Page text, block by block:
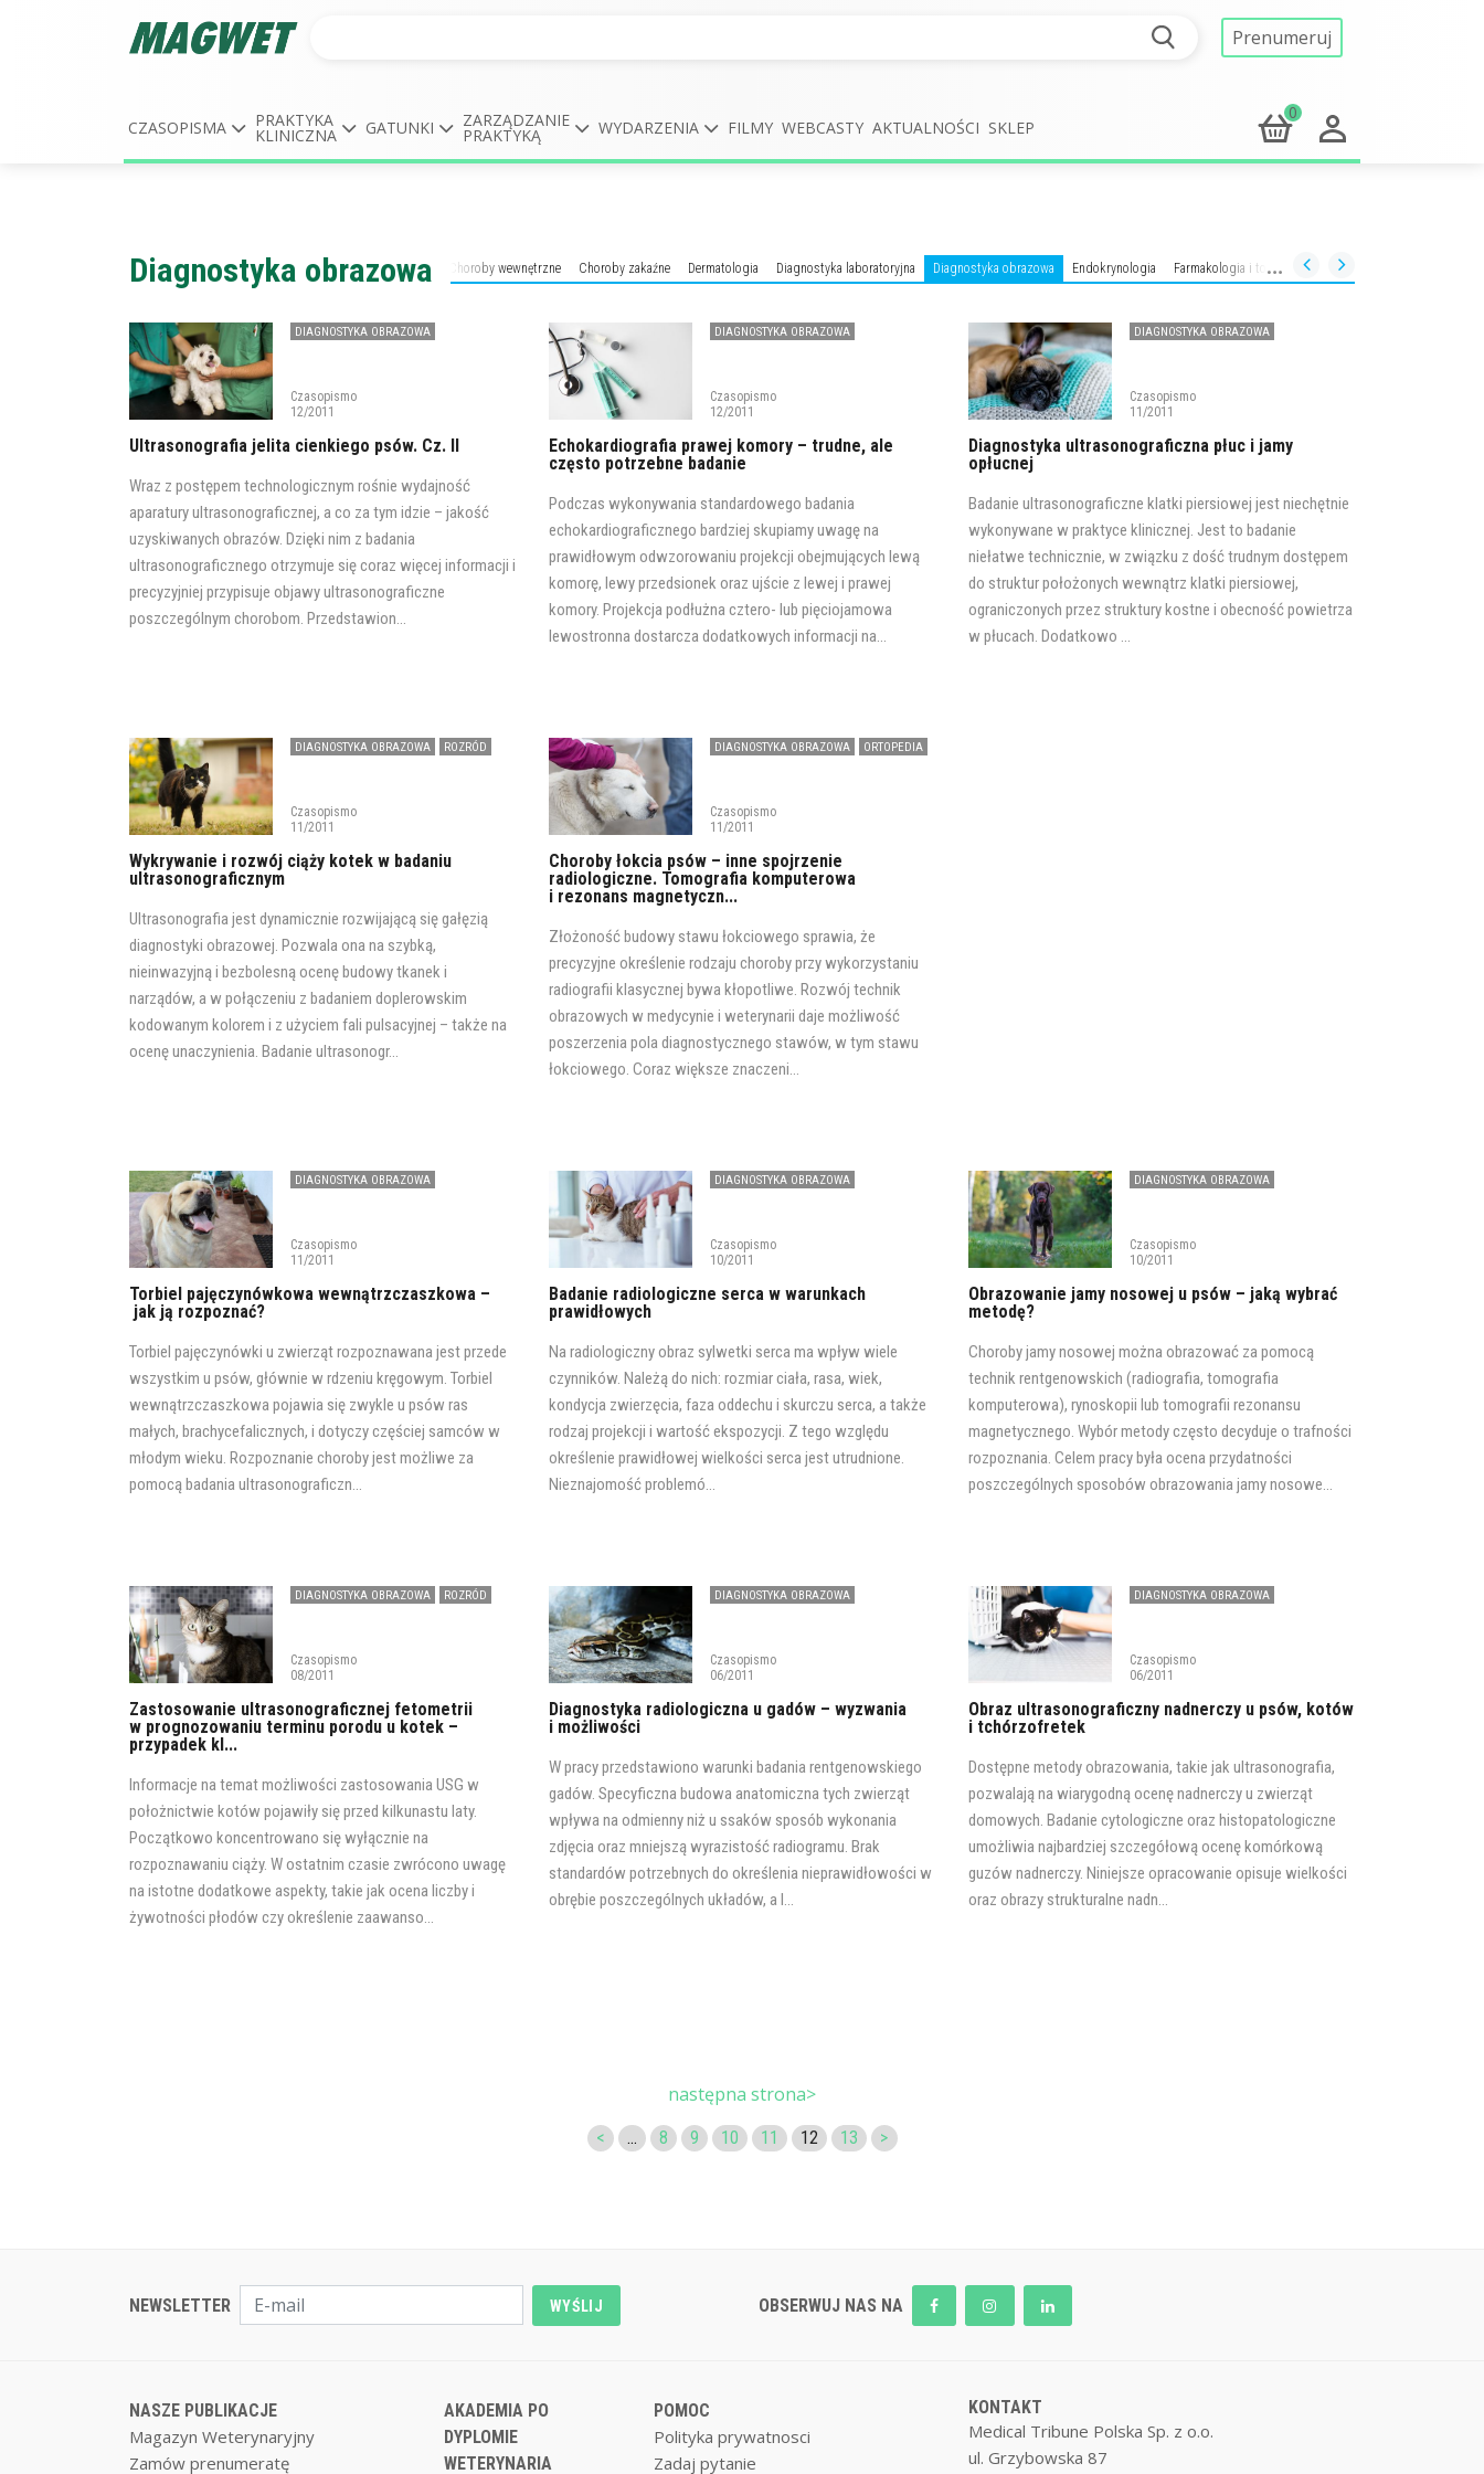
Prenumeruj
CZASOPISMA PRAKTYKA
KLINICZNA GATUNKI ZARZĄDZANIE
PRAKTYKĄ WYDARZENIA FILMY WEBCASTY AKTUALNOŚCI SKLEP
0
Diagnostyka obrazowa
Anestezjologia Behawioryzm Chirurgia Choroby wewnętrzne Choroby zakaźne Dermatologia Diagnostyka laboratoryjna Diagnostyka obrazowa Endokrynologia Farmakologia i toksykologia Gastroenterologia
DIAGNOSTYKA OBRAZOWA
Czasopismo
12/2011
Ultrasonografia jelita cienkiego psów. Cz. II
Wraz z postępem technologicznym rośnie wydajność
aparatury ultrasonograficznej, a co za tym idzie – jakość
uzyskiwanych obrazów. Dzięki nim z badania
ultrasonograficznego otrzymuje się coraz więcej informacji i
precyzyjniej przypisuje objawy ultrasonograficzne
poszczególnym chorobom. Przedstawion...
DIAGNOSTYKA OBRAZOWA
Czasopismo
12/2011
Echokardiografia prawej komory – trudne, ale
często potrzebne badanie
Podczas wykonywania standardowego badania
echokardiograficznego bardziej skupiamy uwagę na
prawidłowym odwzorowaniu projekcji obejmujących lewą
komorę, lewy przedsionek oraz ujście z lewej i prawej
komory. Projekcja podłużna cztero- lub pięciojamowa
lewostronna dostarcza dodatkowych informacji na...
DIAGNOSTYKA OBRAZOWA
Czasopismo
11/2011
Diagnostyka ultrasonograficzna płuc i jamy
opłucnej
Badanie ultrasonograficzne klatki piersiowej jest niechętnie
wykonywane w praktyce klinicznej. Jest to badanie
niełatwe technicznie, w związku z dość trudnym dostępem
do struktur położonych wewnątrz klatki piersiowej,
ograniczonych przez struktury kostne i obecność powietrza
w płucach. Dodatkowo ...
DIAGNOSTYKA OBRAZOWA ROZRÓD
Czasopismo
11/2011
Wykrywanie i rozwój ciąży kotek w badaniu
ultrasonograficznym
Ultrasonografia jest dynamicznie rozwijającą się gałęzią
diagnostyki obrazowej. Pozwala ona na szybką,
nieinwazyjną i bezbolesną ocenę budowy tkanek i
narządów, a w połączeniu z badaniem doplerowskim
kodowanym kolorem i z użyciem fali pulsacyjnej – także na
ocenę unaczynienia. Badanie ultrasonogr...
DIAGNOSTYKA OBRAZOWA ORTOPEDIA
Czasopismo
11/2011
Choroby łokcia psów – inne spojrzenie
radiologiczne. Tomografia komputerowa
i rezonans magnetyczn...
Złożoność budowy stawu łokciowego sprawia, że
precyzyjne określenie rodzaju choroby przy wykorzystaniu
radiografii klasycznej bywa kłopotliwe. Rozwój technik
obrazowych w medycynie i weterynarii daje możliwość
poszerzenia pola diagnostycznego stawów, w tym stawu
łokciowego. Coraz większe znaczeni...
DIAGNOSTYKA OBRAZOWA
Czasopismo
11/2011
Torbiel pajęczynówkowa wewnątrzczaszkowa –
jak ją rozpoznać?
Torbiel pajęczynówki u zwierząt rozpoznawana jest przede
wszystkim u psów, głównie w rdzeniu kręgowym. Torbiel
wewnątrzczaszkowa pojawia się zwykle u psów ras
małych, brachycefalicznych, i dotyczy częściej samców w
młodym wieku. Rozpoznanie choroby jest możliwe za
pomocą badania ultrasonograficzn...
DIAGNOSTYKA OBRAZOWA
Czasopismo
10/2011
Badanie radiologiczne serca w warunkach
prawidłowych
Na radiologiczny obraz sylwetki serca ma wpływ wiele
czynników. Należą do nich: rozmiar ciała, rasa, wiek,
kondycja zwierzęcia, faza oddechu i skurczu serca, a także
rodzaj projekcji i wartość ekspozycji. Z tego względu
określenie prawidłowej wielkości serca jest utrudnione.
Nieznajomość problemó...
DIAGNOSTYKA OBRAZOWA
Czasopismo
10/2011
Obrazowanie jamy nosowej u psów – jaką wybrać
metodę?
Choroby jamy nosowej można obrazować za pomocą
technik rentgenowskich (radiografia, tomografia
komputerowa), rynoskopii lub tomografii rezonansu
magnetycznego. Wybór metody często decyduje o trafności
rozpoznania. Celem pracy była ocena przydatności
poszczególnych sposobów obrazowania jamy nosowe...
DIAGNOSTYKA OBRAZOWA ROZRÓD
Czasopismo
08/2011
Zastosowanie ultrasonograficznej fetometrii
w prognozowaniu terminu porodu u kotek –
przypadek kl...
Informacje na temat możliwości zastosowania USG w
położnictwie kotów pojawiły się przed kilkunastu laty.
Początkowo koncentrowano się wyłącznie na
rozpoznawaniu ciąży. W ostatnim czasie zwrócono uwagę
na istotne dodatkowe aspekty, takie jak ocena liczby i
żywotności płodów czy określenie zaawanso...
DIAGNOSTYKA OBRAZOWA
Czasopismo
06/2011
Diagnostyka radiologiczna u gadów – wyzwania
i możliwości
W pracy przedstawiono warunki badania rentgenowskiego
gadów. Specyficzna budowa anatomiczna tych zwierząt
wpływa na odmienny niż u ssaków sposób wykonania
zdjęcia oraz mniejszą wyrazistość radiogramu. Brak
standardów potrzebnych do określenia nieprawidłowości w
obrębie poszczególnych układów, a l...
DIAGNOSTYKA OBRAZOWA
Czasopismo
06/2011
Obraz ultrasonograficzny nadnerczy u psów, kotów
i tchórzofretek
Dostępne metody obrazowania, takie jak ultrasonografia,
pozwalają na wiarygodną ocenę nadnerczy u zwierząt
domowych. Badanie cytologiczne oraz histopatologiczne
umożliwia najbardziej szczegółową ocenę komórkową
guzów nadnerczy. Niniejsze opracowanie opisuje wielkości
oraz obrazy strukturalne nadn...
następna strona>
< ... 8 9 10 11 12 13 >
NEWSLETTER WYŚLIJ OBSERWUJ NAS NA
NASZE PUBLIKACJE
Magazyn Weterynaryjny
Zamów prenumeratę
AKADEMIA PO
DYPLOMIE
WETERYNARIA
POMOC
Polityka prywatnosci
Zadaj pytanie
KONTAKT
Medical Tribune Polska Sp. z o.o.
ul. Grzybowska 87